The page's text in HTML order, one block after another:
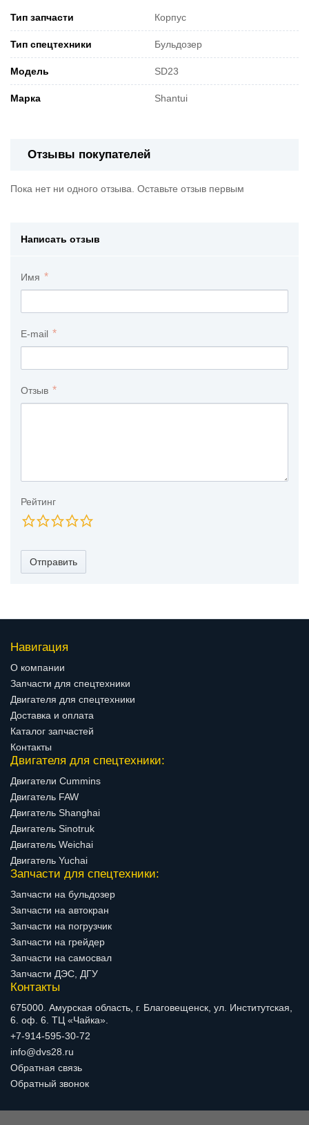
Тип запчасти Корпус
Тип спецтехники Бульдозер
Модель SD23
Марка Shantui
Отзывы покупателей
Пока нет ни одного отзыва. Оставьте отзыв первым
Написать отзыв
Имя
E-mail
Отзыв
Рейтинг
Отправить
Навигация
О компании
Запчасти для спецтехники
Двигателя для спецтехники
Доставка и оплата
Каталог запчастей
Контакты
Двигателя для спецтехники:
Двигатели Cummins
Двигатель FAW
Двигатель Shanghai
Двигатель Sinotruk
Двигатель Weichai
Двигатель Yuchai
Запчасти для спецтехники:
Запчасти на бульдозер
Запчасти на автокран
Запчасти на погрузчик
Запчасти на грейдер
Запчасти на самосвал
Запчасти ДЭС, ДГУ
Контакты
675000. Амурская область, г. Благовещенск, ул. Институтская,
6. оф. 6. ТЦ «Чайка».
+7-914-595-30-72
info@dvs28.ru
Обратная связь
Обратный звонок